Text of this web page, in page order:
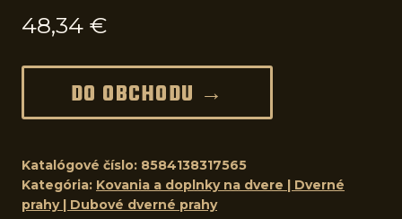
48,34 €
DO OBCHODU →
Katalógové číslo: 8584138317565
Kategória: Kovania a doplnky na dvere | Dverné
prahy | Dubové dverné prahy